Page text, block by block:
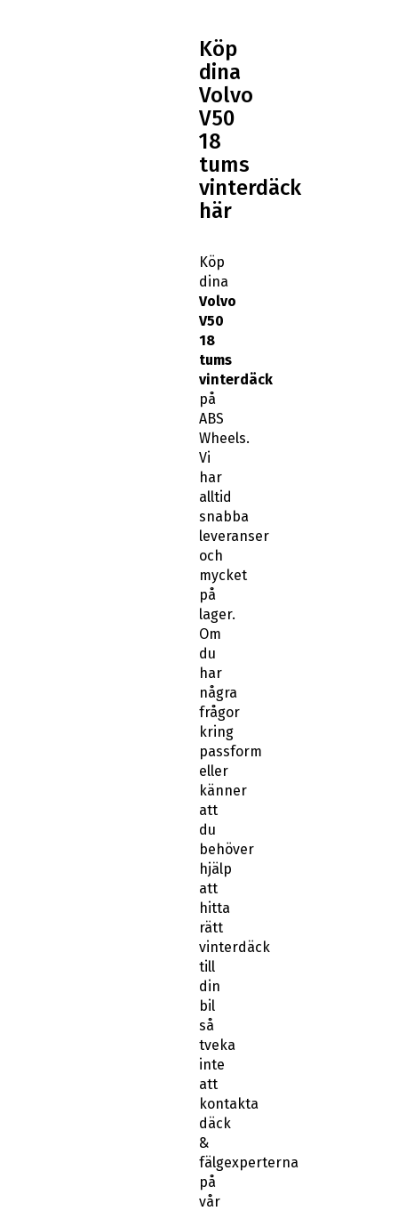
Köp
dina
Volvo
V50
18
tums
vinterdäck
här
Köp
dina
Volvo
V50
18
tums
vinterdäck
på
ABS
Wheels.
Vi
har
alltid
snabba
leveranser
och
mycket
på
lager.
Om
du
har
några
frågor
kring
passform
eller
känner
att
du
behöver
hjälp
att
hitta
rätt
vinterdäck
till
din
bil
så
tveka
inte
att
kontakta
däck
&
fälgexperterna
på
vår